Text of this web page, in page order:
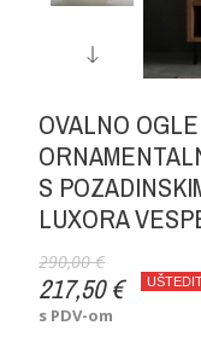
OVALNO
S
LUXORA
290,00 €
217,50 €
s PDV-om